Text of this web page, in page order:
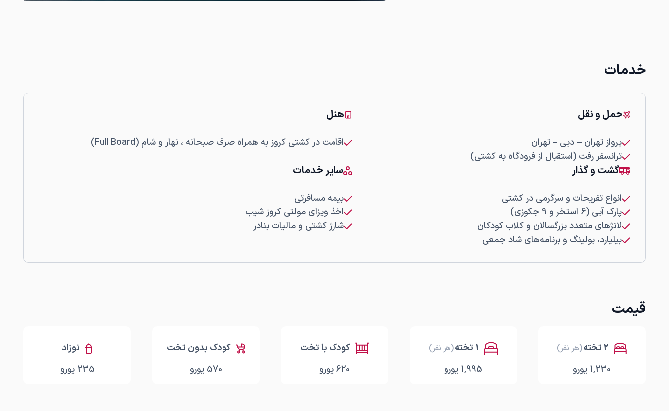
خدمات
حمل و نقل
پرواز تهران – دبی – تهران
ترانسفر رفت (استقبال از فرودگاه به کشتی)
هتل
اقامت در کشتی کروز به همراه صرف صبحانه ، نهار و شام (Full Board)
گشت و گذار
انواع تفریحات و سرگرمی در کشتی
پارک آبی (6 استخر و 9 جکوزی)
لانژهای متعدد بزرگسالان و کلاب کودکان
بیلیارد، بولینگ و برنامه‌های شاد جمعی
سایر خدمات
بیمه مسافرتی
اخذ ویزای مولتی کروز شیب
شارژ کشتی و مالیات بنادر
قیمت
۲ تخته (هر نفر)
1,230 یورو
1 تخته (هر نفر)
1,995 یورو
کودک با تخت
620 یورو
کودک بدون تخت
570 یورو
نوزاد
235 یورو